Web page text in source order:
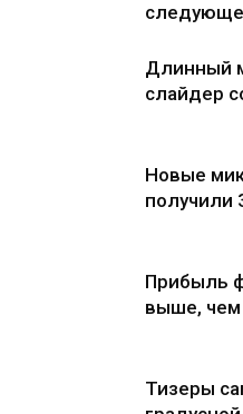
Длинный
слайдер
Новые
получили
Прибыль
выше, чем
Тизеры